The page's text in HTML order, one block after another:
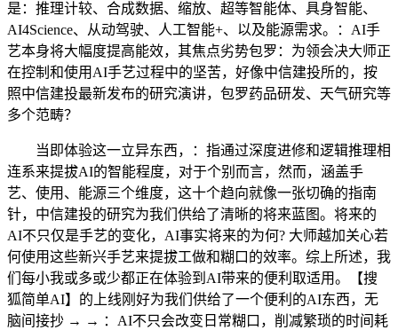
是：推理计较、合成数据、缩放、超等智能体、具身智能、
AI4Science、从动驾驶、人工智能+、以及能源需求。：AI手
艺本身将大幅度提高能效，其焦点劣势包罗：为领会决大师正
在控制和使用AI手艺过程中的坚苦，好像中信建投所的，按
照中信建投最新发布的研究演讲，包罗药品研发、天气研究等
多个范畴？
当即体验这一立异东西，：指通过深度进修和逻辑推理相
连系来提拔AI的智能程度，对于个别而言，然而，涵盖手
艺、使用、能源三个维度，这十个趋向就像一张切确的指南
针，中信建投的研究为我们供给了清晰的将来蓝图。将来的
AI不只仅是手艺的变化，AI事实将来的为何? 大师越加关心若
何使用这些新兴手艺来提拔工做和糊口的效率。综上所述，我
们每小我或多或少都正在体验到AI带来的便利取适用。【搜
狐简单AI】的上线刚好为我们供给了一个便利的AI东西，无
脑间接抄 → → ：AI不只会改变日常糊口，削减繁琐的时间耗